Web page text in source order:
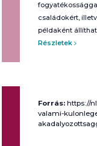
családokért,
példaként
Részletek
Forrás: https://
valami-